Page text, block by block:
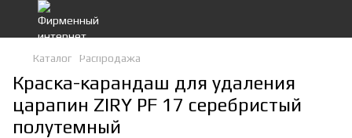
Каталог Распродажа
Краска-карандаш для удаления
царапин ZIRY PF 17 серебристый
полутемный